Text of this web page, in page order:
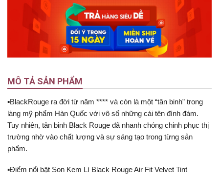
MÔ TẢ SẢN PHẨM
▪BlackRouge ra đời từ năm **** và còn là một “tân binh” trong
làng mỹ phẩm Hàn Quốc với vô số những cái tên đình đám.
Tuy nhiên, tân binh Black Rouge đã nhanh chóng chinh phục thị
trường nhờ vào chất lượng và sự sáng tạo trong từng sản
phẩm.
▪Điểm nổi bật Son Kem Lì Black Rouge Air Fit Velvet Tint